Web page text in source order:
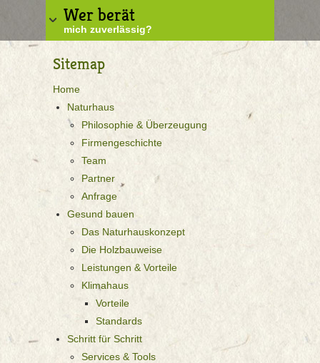
Wer berät
mich zuverlässig?
Sitemap
Home
Naturhaus
Philosophie & Überzeugung
Firmengeschichte
Team
Partner
Anfrage
Gesund bauen
Das Naturhauskonzept
Die Holzbauweise
Leistungen & Vorteile
Klimahaus
Vorteile
Standards
Schritt für Schritt
Services & Tools